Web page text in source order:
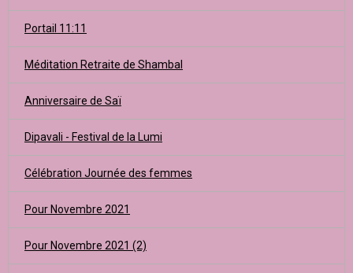
Portail 11:11
Méditation Retraite de Shambal
Anniversaire de Saï
Dipavali - Festival de la Lumi
Célébration Journée des femmes
Pour Novembre 2021
Pour Novembre 2021 (2)